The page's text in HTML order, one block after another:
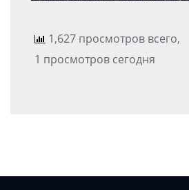
1,627 просмотров всего,
1 просмотров сегодня